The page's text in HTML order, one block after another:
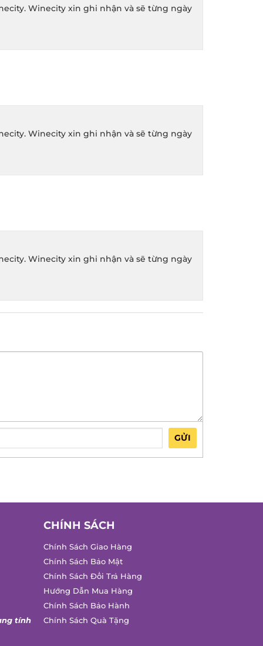
Winecity xin ghi nhận và sẽ từng ngày
Winecity xin ghi nhận và sẽ từng ngày
Winecity xin ghi nhận và sẽ từng ngày
GỬI
tính
CHÍNH SÁCH
Chính Sách Giao Hàng
Chính Sách Bảo Mật
Chính Sách Đổi Trả Hàng
Hướng Dẫn Mua Hàng
Chính Sách Bảo Hành
Chính Sách Quà Tặng